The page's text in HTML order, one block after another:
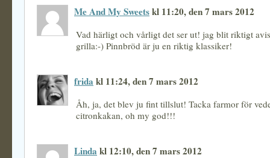
Me And My Sweetskl 11:20, den 7 mars 2012
Vad härligt och vårligt det ser ut! jag blit riktigt
grilla:-) Pinnbröd är ju en riktig klassiker!
frida kl 11:24, den 7 mars 2012
Åh, ja, det blev ju fint tillslut! Tacka farmor för
citronkakan, oh my god!!!
Linda kl 12:10, den 7 mars 2012